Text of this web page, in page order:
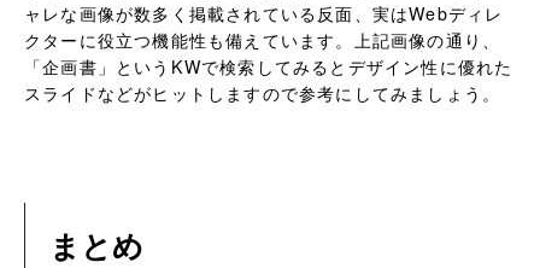
ャレな画像が数多く掲載されている反面、実はWebディレ
クターに役立つ機能性も備えています。上記画像の通り、
「企画書」というKWで検索してみるとデザイン性に優れた
スライドなどがヒットしますので参考にしてみましょう。
まとめ